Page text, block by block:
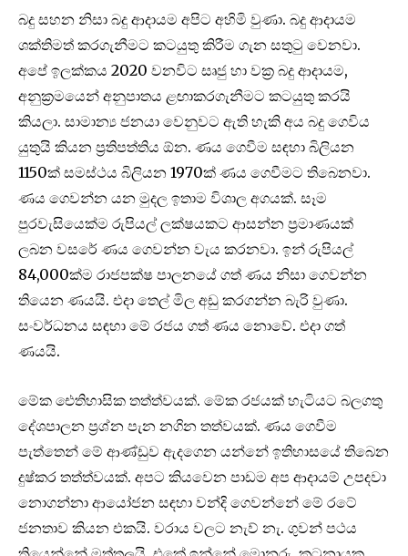
බදු සහන නිසා බදු ආදායම අපිට අහිමි වුණා. බදු ආදායම
ශක්තිමත් කරගැනීමට කටයුතු කිරීම ගැන සතුටු වෙනවා.
අපේ ඉලක්කය 2020 වනවිට සෘජු හා වක්‍ර බදු ආදායම,
අනුක්‍රමයෙන් අනුපාතය ළඟාකරගැනීමට කටයුතු කරයි
කියලා. සාමාන්‍ය ජනයා වෙනුවට ඇති හැකි අය බදු ගෙවිය
යුතුයි කියන ප්‍රතිපත්තිය ඕන. ණය ගෙවීම සඳහා බිලියන
1150ක් සමස්ථය බිලියන 1970ක් ණය ගෙවීමට තිබෙනවා.
ණය ගෙවන්න යන මුදල ඉතාම විශාල අගයක්. සෑම
පුරවැසියෙක්ම රුපියල් ලක්ෂයකට ආසන්න ප්‍රමාණයක්
ලබන වසරේ ණය ගෙවන්න වැය කරනවා. ඉන් රුපියල්
84,000ක්ම රාජපක්ෂ පාලනයේ ගත් ණය නිසා ගෙවන්න
තියෙන ණයයි. එදා තෙල් මිල අඩු කරගන්න බැරි වුණා.
සංවර්ධනය සඳහා මේ රජය ගත් ණය නොවේ. එදා ගත්
ණයයි.
මේක ඓතිහාසික තත්ත්වයක්. මේක රජයක් හැටියට බලගතු
දේශපාලන ප්‍රශ්න පැන නගින තත්වයක්. ණය ගෙවීම
පැත්තෙන් මේ ආණ්ඩුව ඇදගෙන යන්නේ ඉතිහාසයේ තිබෙන
දුෂ්කර තත්ත්වයක්. අපට කියවෙන පාඩම අප ආදායම් උපදවා
නොගන්නා ආයෝජන සඳහා වන්දි ගෙවන්නේ මේ රටේ
ජනතාව කියන එකයි. වරාය වලට නැව් නැ. ගුවන් පථය